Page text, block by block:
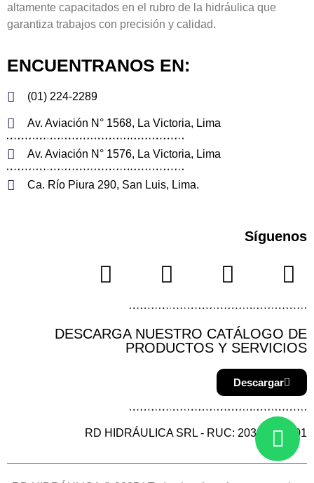
altamente capacitados en el rubro de la hidráulica que
garantiza trabajos con precisión y calidad.
ENCUENTRANOS EN:
(01) 224-2289
Av. Aviación N° 1568, La Victoria, Lima
Av. Aviación N° 1576, La Victoria, Lima
Ca. Río Piura 290, San Luis, Lima.
Síguenos
DESCARGA NUESTRO CATÁLOGO DE
PRODUCTOS Y SERVICIOS
Descargar
RD HIDRÁULICA SRL - RUC: 20387144901